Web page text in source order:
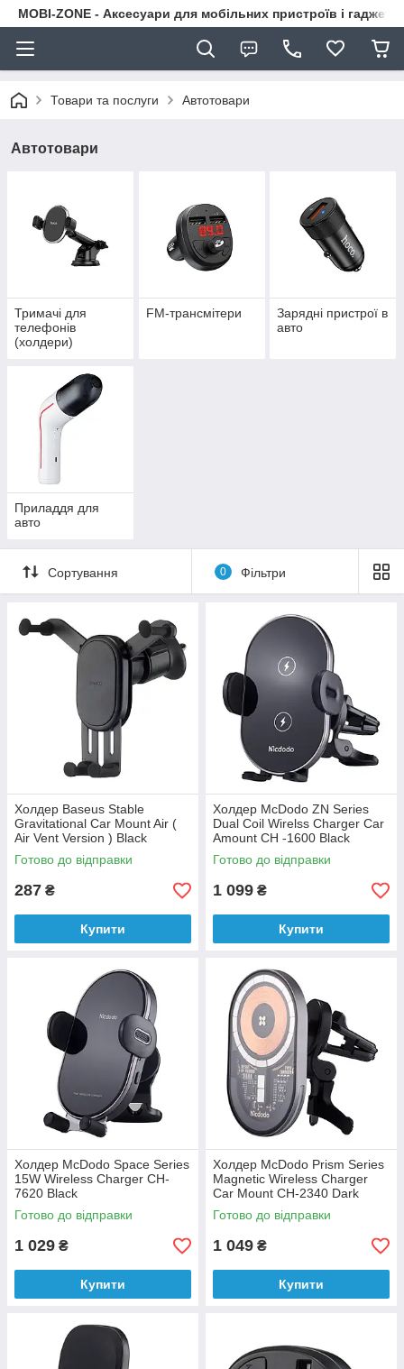
MOBI-ZONE - Аксесуари для мобільних пристроїв і гаджети
Товари та послуги Автотовари
Автотовари
Тримачі для
телефонів
(холдери)
FM-трансмітери
Зарядні пристрої в
авто
Приладдя для
авто
Сортування 0 Фільтри
Холдер Baseus Stable
Gravitational Car Mount Air (
Air Vent Version ) Black
Готово до відправки
287 ₴
Купити
Холдер McDodo ZN Series
Dual Coil Wirelss Charger Car
Amount CH -1600 Black
Готово до відправки
1 099 ₴
Купити
Холдер McDodo Space Series
15W Wireless Charger CH-
7620 Black
Готово до відправки
1 029 ₴
Купити
Холдер McDodo Prism Series
Magnetic Wireless Charger
Car Mount CH-2340 Dark
Grey
Готово до відправки
1 049 ₴
Купити